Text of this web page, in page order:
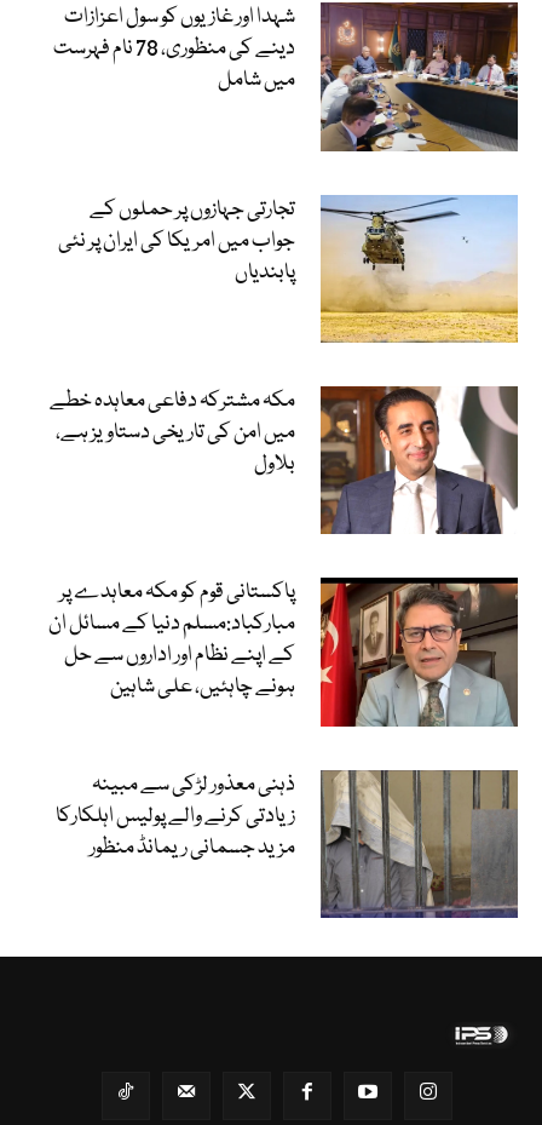
شہدا اور غازیوں کو سول اعزازات
دینے کی منظوری، 78 نام فہرست
میں شامل
تجارتی جہازوں پر حملوں کے
جواب میں امریکا کی ایران پر نئی
پابندیاں
مکہ مشترکہ دفاعی معاہدہ خطے
میں امن کی تاریخی دستاویز ہے،
بلاول
پاکستانی قوم کو مکہ معاہدے پر
مبارکباد:مسلم دنیا کے مسائل ان
کے اپنے نظام اور اداروں سے حل
ہونے چاہئیں، علی شاہین
ذہنی معذور لڑکی سے مبینہ
زیادتی کرنے والے پولیس اہلکارکا
مزید جسمانی ریمانڈ منظور